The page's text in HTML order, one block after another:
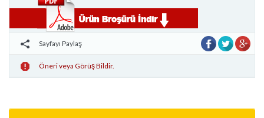
Sayfayı Paylaş
Öneri veya Görüş Bildir.